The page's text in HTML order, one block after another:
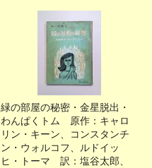
緑の部屋の秘密・金星脱出・
わんぱくトム 原作：キャロ
リン・キーン、コンスタンチ
ン・ウォルコフ、ルドイッ
ヒ・トーマ 訳：塩谷太郎、